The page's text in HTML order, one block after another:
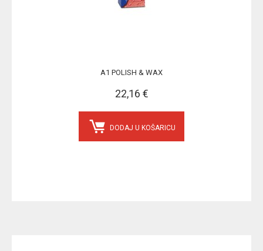
A1 POLISH & WAX
22,16 €
DODAJ U KOŠARICU